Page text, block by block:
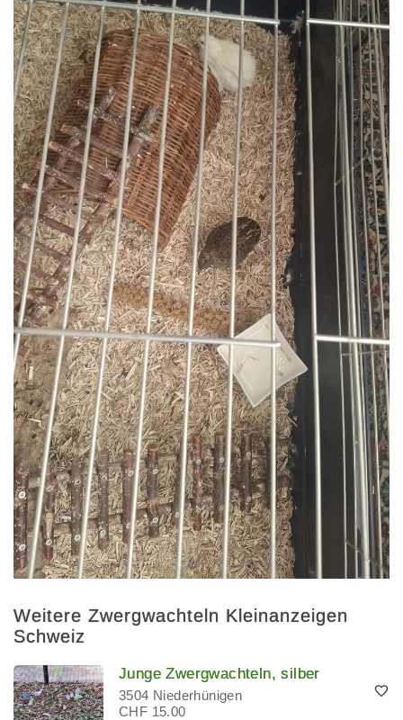
Weitere Zwergwachteln Kleinanzeigen
Schweiz
Junge Zwergwachteln, silber
3504 Niederhünigen
CHF 15.00